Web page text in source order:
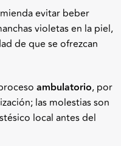
evitar beber
violetas en la piel,
de que se ofrezcan
ambulatorio, por
las molestias son
local antes del